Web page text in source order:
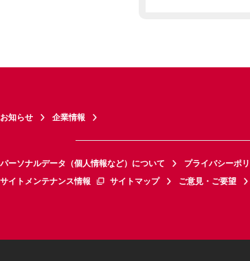
お知らせ 企業情報
パーソナルデータ（個人情報など）について プライバシーポ
サイトメンテナンス情報
サイトマップ ご意見・ご要望